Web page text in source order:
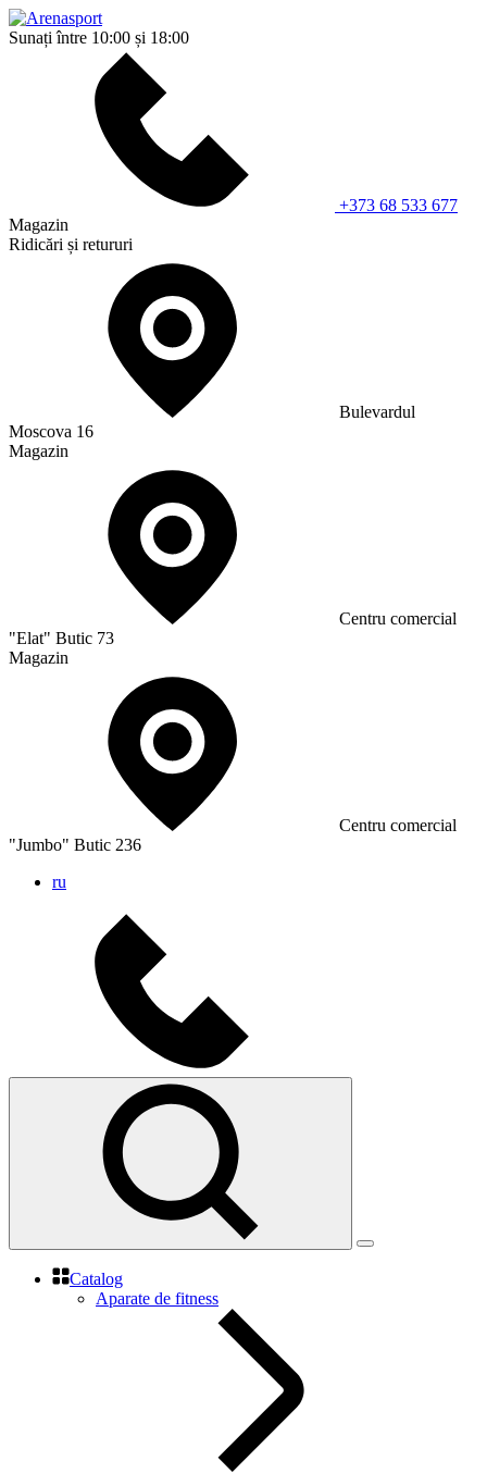
Sunați între 10:00 și 18:00
+373 68 533 677
Magazin
Ridicări și retururi
Bulevardul
Moscova 16
Magazin
Сentru comercial
"Elat" Butic 73
Magazin
Сentru comercial
"Jumbo" Butic 236
ru
Catalog
Aparate de fitness